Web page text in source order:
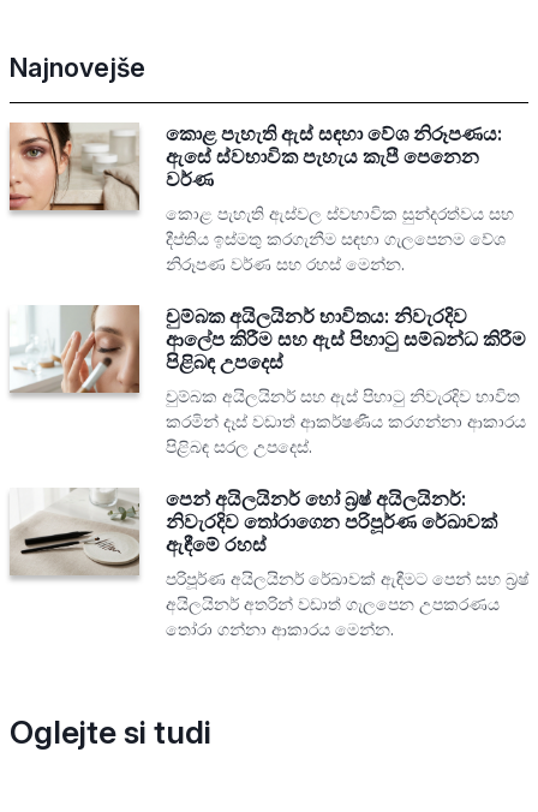
Najnovejše
කොළ පැහැති ඇස් සඳහා වේශ නිරූපණය:
ඇසේ ස්වභාවික පැහැය කැපී පෙනෙන
වර්ණ
කොළ පැහැති ඇස්වල ස්වභාවික සුන්දරත්වය සහ
දීප්තිය ඉස්මතු කරගැනීම සඳහා ගැලපෙනම වේශ
නිරූපණ වර්ණ සහ රහස් මෙන්න.
චුම්බක අයිලයිනර් භාවිතය: නිවැරදිව
ආලේප කිරීම සහ ඇස් පිහාටු සම්බන්ධ කිරීම
පිළිබඳ උපදෙස්
චුම්බක අයිලයිනර් සහ ඇස් පිහාටු නිවැරදිව භාවිත
කරමින් දෑස් වඩාත් ආකර්ෂණීය කරගන්නා ආකාරය
පිළිබඳ සරල උපදෙස්.
පෙන් අයිලයිනර් හෝ බ්‍රෂ් අයිලයිනර්:
නිවැරදිව තෝරාගෙන පරිපූර්ණ රේඛාවක්
ඇඳීමේ රහස්
පරිපූර්ණ අයිලයිනර් රේඛාවක් ඇඳීමට පෙන් සහ බ්‍රෂ්
අයිලයිනර් අතරින් වඩාත් ගැලපෙන උපකරණය
තෝරා ගන්නා ආකාරය මෙන්න.
Oglejte si tudi